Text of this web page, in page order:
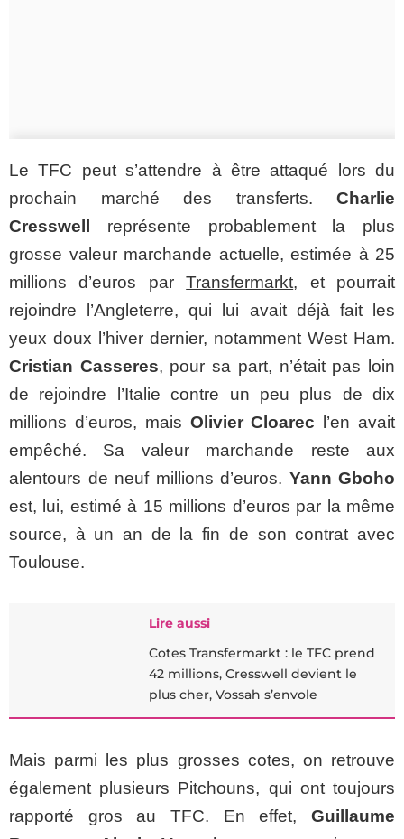
Le TFC peut s’attendre à être attaqué lors du
prochain marché des transferts. Charlie
Cresswell
représente probablement la plus
grosse valeur marchande actuelle, estimée à 25
millions d’euros parTransfermarkt, et pourrait
rejoindre l’Angleterre, qui lui avait déjà fait les
yeux doux l’hiver dernier, notamment West Ham.
Cristian Casseres, pour sa part, n’était pas loin
de rejoindre l’Italie contre un peu plus de dix
millions d’euros, mais Olivier Cloarec l’en avait
empêché. Sa valeur marchande reste aux
alentours de neuf millions d’euros. Yann Gboho
est, lui, estimé à 15 millions d’euros par la même
source, à un an de la fin de son contrat avec
Toulouse.
Lire aussi
Cotes Transfermarkt : le TFC prend
42 millions, Cresswell devient le
plus cher, Vossah s’envole
Mais parmi les plus grosses cotes, on retrouve
également plusieurs Pitchouns, qui ont toujours
rapporté gros au TFC. En effet, Guillaume